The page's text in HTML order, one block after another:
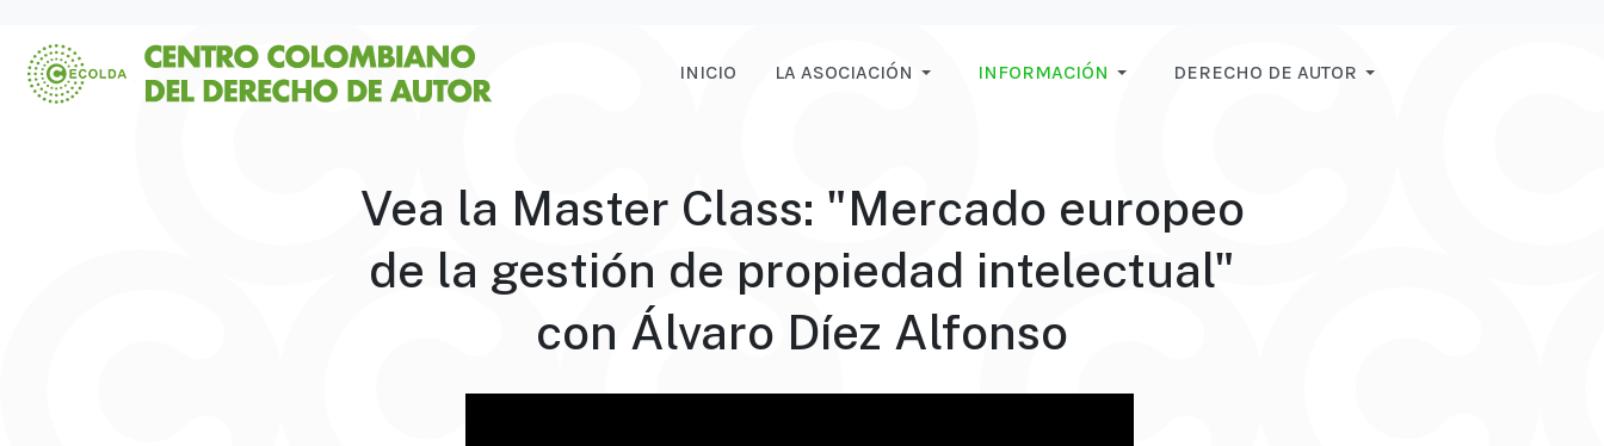
INICIO LA ASOCIACIÓN INFORMACIÓN DERECHO DE AUTOR
Vea la Master Class: "Mercado europeo
de la gestión de propiedad intelectual"
con Álvaro Díez Alfonso